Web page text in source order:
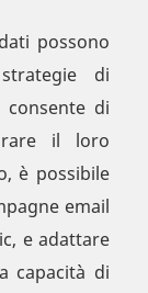
possono
di
consente di
il loro
è possibile
email
e adattare
capacità di